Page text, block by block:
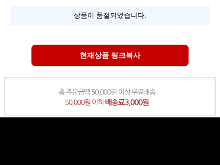
상품이 품절되었습니다.
현재상품 링크복사